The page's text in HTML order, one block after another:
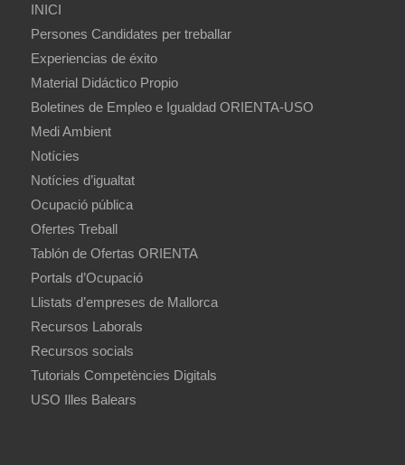
INICI
Persones Candidates per treballar
Experiencias de éxito
Material Didáctico Propio
Boletines de Empleo e Igualdad ORIENTA-USO
Medi Ambient
Notícies
Notícies d’igualtat
Ocupació pública
Ofertes Treball
Tablón de Ofertas ORIENTA
Portals d’Ocupació
Llistats d’empreses de Mallorca
Recursos Laborals
Recursos socials
Tutorials Competències Digitals
USO Illes Balears